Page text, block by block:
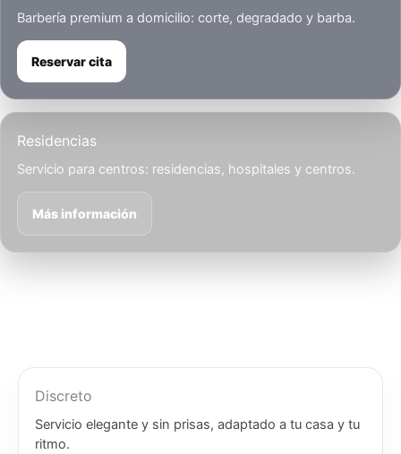
Barbería premium a domicilio: corte, degradado y barba.
Reservar cita
Residencias
Servicio para centros: residencias, hospitales y centros.
Más información
Discreto
Servicio elegante y sin prisas, adaptado a tu casa y tu
ritmo.